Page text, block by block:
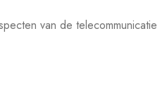
van de telecommunicatie